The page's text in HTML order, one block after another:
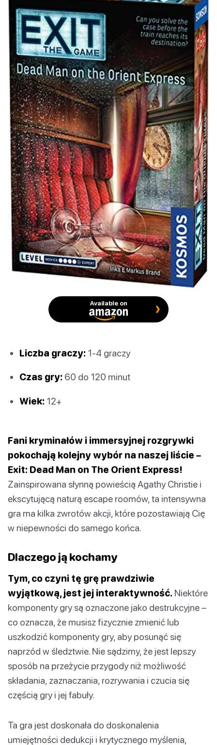
Available on
Liczba graczy: 1-4 graczy
Czas gry: 60 do 120 minut
Wiek: 12+
Fani kryminałów i immersyjnej rozgrywki
pokochają kolejny wybór na naszej liście –
Exit: Dead Man on The Orient Express!
Zainspirowana słynną powieścią Agathy Christie i
ekscytującą naturą escape roomów, ta intensywna
gra ma kilka zwrotów akcji, które pozostawiają Cię
w niepewności do samego końca.
Dlaczego ją kochamy
Tym, co czyni tę grę prawdziwie
wyjątkową, jest jej interaktywność. Niektóre
komponenty gry są oznaczone jako destrukcyjne –
co oznacza, że musisz fizycznie zmienić lub
uszkodzić komponenty gry, aby posunąć się
naprzód w śledztwie. Nie sądzimy, że jest lepszy
sposób na przeżycie przygody niż możliwość
składania, zaznaczania, rozrywania i czucia się
częścią gry i jej fabuły.
Ta gra jest doskonała do doskonalenia
umiejętności dedukcji i krytycznego myślenia,